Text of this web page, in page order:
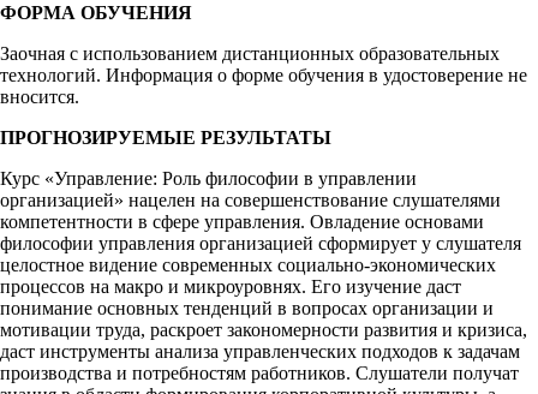
ФОРМА ОБУЧЕНИЯ
Заочная с использованием дистанционных образовательных
технологий. Информация о форме обучения в удостоверение не
вносится.
ПРОГНОЗИРУЕМЫЕ РЕЗУЛЬТАТЫ
Курс «Управление: Роль философии в управлении
организацией» нацелен на совершенствование слушателями
компетентности в сфере управления. Овладение основами
философии управления организацией сформирует у слушателя
целостное видение современных социально-экономических
процессов на макро и микроуровнях. Его изучение даст
понимание основных тенденций в вопросах организации и
мотивации труда, раскроет закономерности развития и кризиса,
даст инструменты анализа управленческих подходов к задачам
производства и потребностям работников. Слушатели получат